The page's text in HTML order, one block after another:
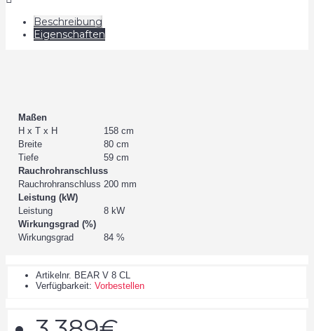
Beschreibung
Eigenschaften
Maßen
H x T x H
158 cm
Breite
80 cm
Tiefe
59 cm
Rauchrohranschluss
Rauchrohranschluss 200 mm
Leistung (kW)
Leistung
8 kW
Wirkungsgrad (%)
Wirkungsgrad
84 %
Artikelnr. BEAR V 8 CL
Verfügbarkeit: Vorbestellen